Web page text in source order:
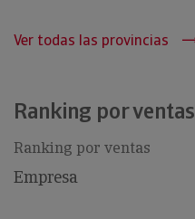
Ver todas las provincias
Ranking por ventas
Ranking por ventas
Empresa